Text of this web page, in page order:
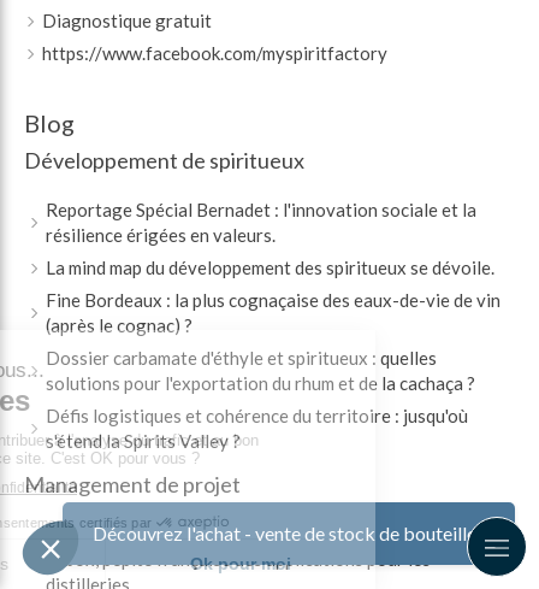
Diagnostique gratuit
https://www.facebook.com/myspiritfactory
Blog
Développement de spiritueux
Reportage Spécial Bernadet : l'innovation sociale et la
résilience érigées en valeurs.
La mind map du développement des spiritueux se dévoile.
Fine Bordeaux : la plus cognaçaise des eaux-de-vie de vin
(après le cognac) ?
Dossier carbamate d'éthyle et spiritueux : quelles
solutions pour l'exportation du rhum et de la cachaça ?
Défis logistiques et cohérence du territoire : jusqu'où
s'étend la Spirits Valley ?
Management de projet
Optimisez le stockage & la gestion des spiritueux avec
Labox, pépite française des applications pour les
distilleries
Découvrez l'achat - vente de stock de bouteilles